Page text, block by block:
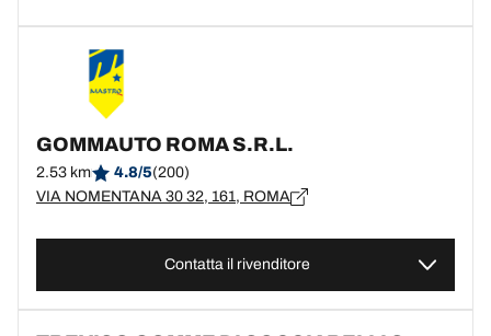
GOMMAUTO ROMA S.R.L.
2.53 km 4.8/5(200)
VIA NOMENTANA 30 32, 161, ROMA
Contatta il rivenditore